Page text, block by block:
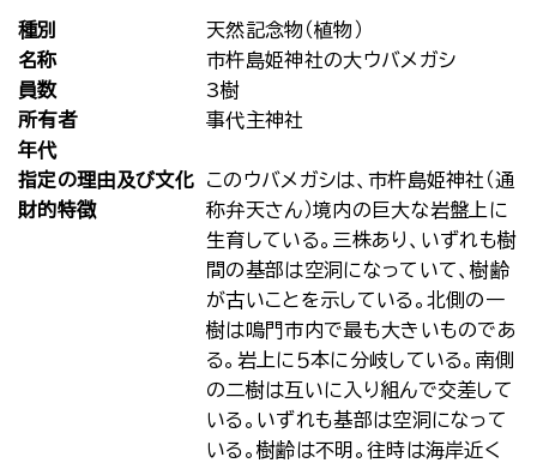
種別
天然記念物（植物）
名称
市杵島姫神社の大ウバメガシ
員数
3樹
所有者
事代主神社
年代
指定の理由及び文化
財的特徴
このウバメガシは、市杵島姫神社（通
称弁天さん）境内の巨大な岩盤上に
生育している。三株あり、いずれも樹
間の基部は空洞になっていて、樹齢
が古いことを示している。北側の一
樹は鳴門市内で最も大きいものであ
る。岩上に５本に分岐している。南側
の二樹は互いに入り組んで交差して
いる。いずれも基部は空洞になって
いる。樹齢は不明。往時は海岸近く